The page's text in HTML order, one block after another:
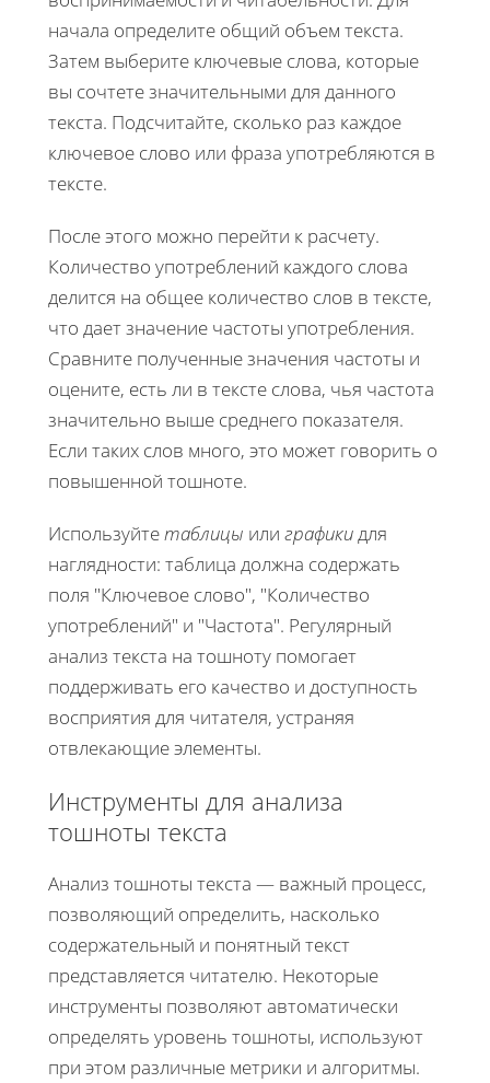
начала определите общий объем текста.
Затем выберите ключевые слова, которые
вы сочтете значительными для данного
текста. Подсчитайте, сколько раз каждое
ключевое слово или фраза употребляются в
тексте.
После этого можно перейти к расчету.
Количество употреблений каждого слова
делится на общее количество слов в тексте,
что дает значение частоты употребления.
Сравните полученные значения частоты и
оцените, есть ли в тексте слова, чья частота
значительно выше среднего показателя.
Если таких слов много, это может говорить о
повышенной тошноте.
Используйтетаблицы или графикидля
наглядности: таблица должна содержать
поля "Ключевое слово", "Количество
употреблений" и "Частота". Регулярный
анализ текста на тошноту помогает
поддерживать его качество и доступность
восприятия для читателя, устраняя
отвлекающие элементы.
Инструменты для анализа
тошноты текста
Анализ тошноты текста — важный процесс,
позволяющий определить, насколько
содержательный и понятный текст
представляется читателю. Некоторые
инструменты позволяют автоматически
определять уровень тошноты, используют
при этом различные метрики и алгоритмы.